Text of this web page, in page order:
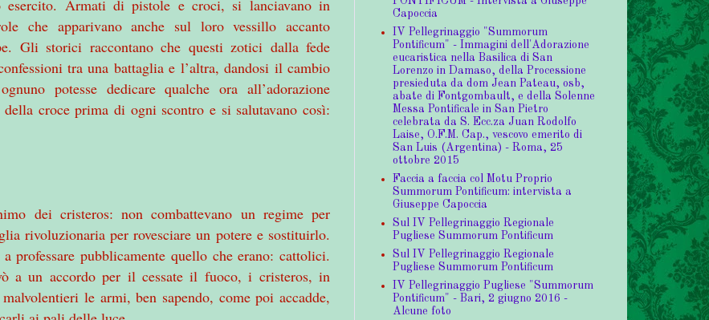
esercito. Armati di pistole e croci, si lanciavano in
che apparivano anche sul loro vessillo accanto
Gli storici raccontano che questi zotici dalla fede
tra una battaglia e l’altra, dandosi il cambio
potesse dedicare qualche ora all’adorazione
croce prima di ogni scontro e si salutavano così:
dei cristeros: non combattevano un regime per
rivoluzionaria per rovesciare un potere e sostituirlo.
professare pubblicamente quello che erano: cattolici.
a un accordo per il cessate il fuoco, i cristeros, in
le armi, ben sapendo, come poi accadde,
Capoccia
IV Pellegrinaggio "Summorum
Pontificum" - Immagini dell'Adorazione
eucaristica nella Basilica di San
Lorenzo in Damaso, della Processione
presieduta da dom Jean Pateau, osb,
abate di Fontgombault, e della Solenne
Messa Pontificale in San Pietro
celebrata da S. Ecc.za Juan Rodolfo
Laise, O.F.M. Cap., vescovo emerito di
San Luis (Argentina) - Roma, 25
ottobre 2015
Faccia a faccia col Motu Proprio
Summorum Pontificum: intervista a
Giuseppe Capoccia
Sul IV Pellegrinaggio Regionale
Pugliese Summorum Pontificum
Sul IV Pellegrinaggio Regionale
Pugliese Summorum Pontificum
IV Pellegrinaggio Pugliese "Summorum
Pontificum" - Bari, 2 giugno 2016 -
Alcune foto